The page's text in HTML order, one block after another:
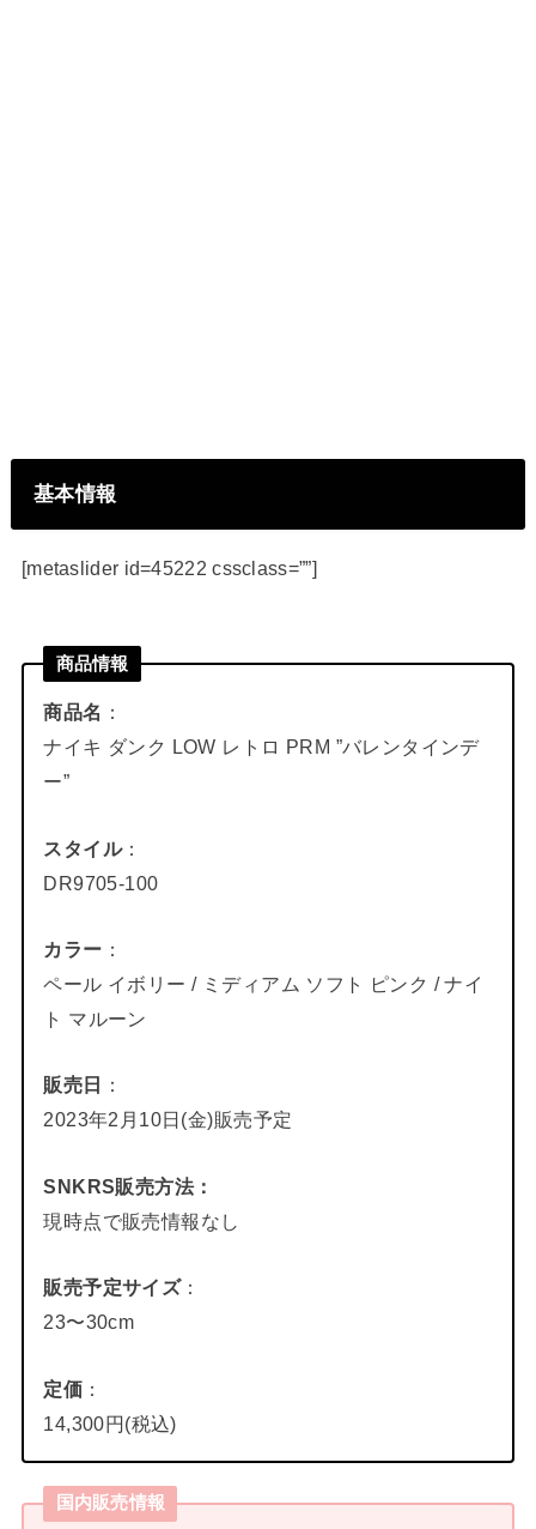
基本情報
[metaslider id=45222 cssclass=””]
商品情報
商品名 ：
ナイキ ダンク LOW レトロ PRM ”バレンタインデ
ー”
スタイル：
DR9705-100
カラー ：
ペール イボリー / ミディアム ソフト ピンク / ナイ
ト マルーン
販売日
：
2023年2月10日(金)販売予定
SNKRS販売方法：
現時点で販売情報なし
販売予定サイズ：
23〜30cm
定価 ：
14,300円(税込)
国内販売情報